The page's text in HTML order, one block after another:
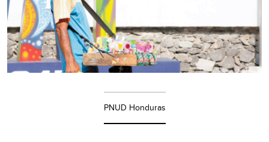
PNUD Honduras